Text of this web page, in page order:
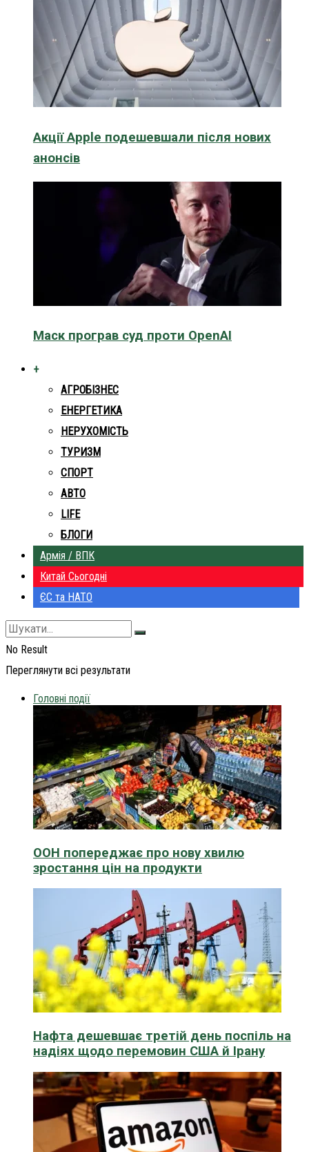
Акції Apple подешевшали після нових
анонсів
Маск програв суд проти OpenAI
+
АГРОБІЗНЕС
ЕНЕРГЕТИКА
НЕРУХОМІСТЬ
ТУРИЗМ
СПОРТ
АВТО
LIFE
БЛОГИ
Армія / ВПК
Китай Сьогодні
ЄС та НАТО
No Result
Переглянути всі результати
Головні події
ООН попереджає про нову хвилю
зростання цін на продукти
Нафта дешевшає третій день поспіль на
надіях щодо перемовин США й Ірану